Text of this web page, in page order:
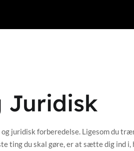
Juridisk
juridisk forberedelse. Ligesom du
ting du skal gøre, er at sætte dig ind